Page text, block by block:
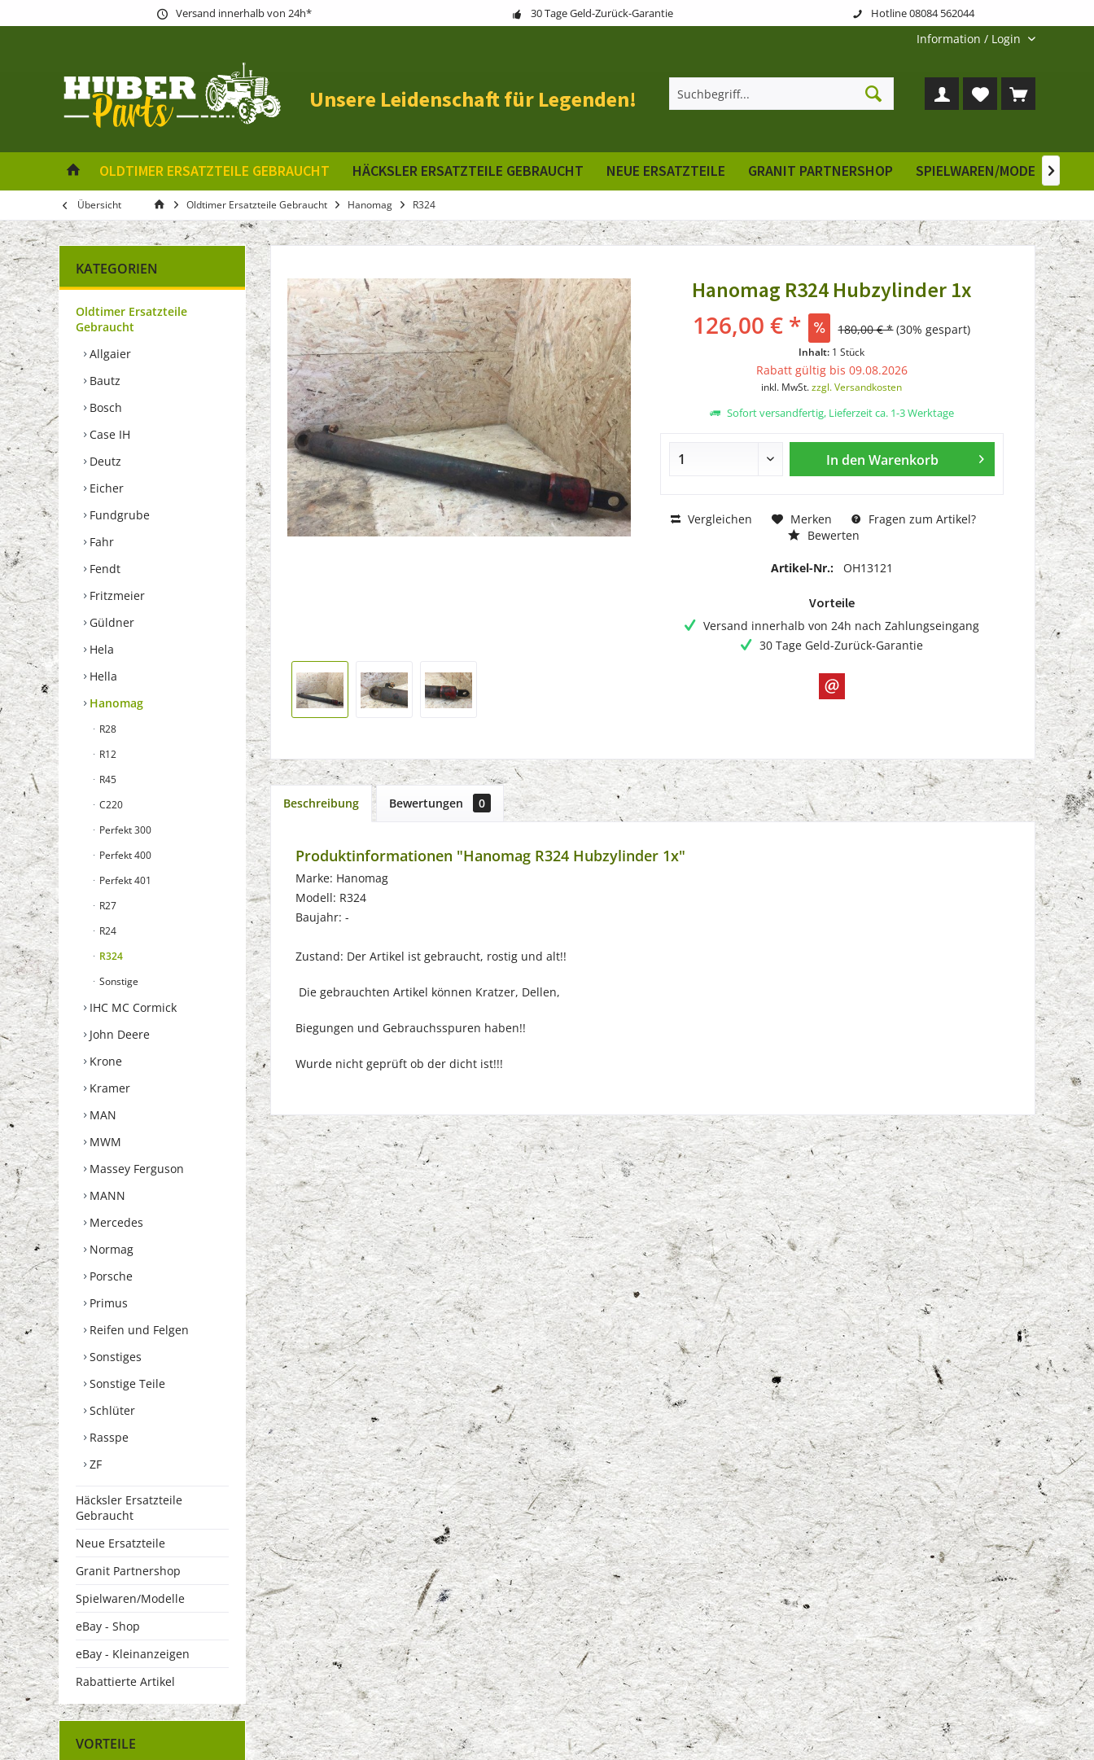
Versand innerhalb von 24h* 30 Tage Geld-Zurück-Garantie Hotline 08084 562044
Information / Login
Unsere Leidenschaft für Legenden!
OLDTIMER ERSATZTEILE GEBRAUCHT HÄCKSLER ERSATZTEILE GEBRAUCHT NEUE ERSATZTEILE GRANIT PARTNERSHOP SPIELWAREN/MODELLE

Übersicht Oldtimer Ersatzteile Gebraucht Hanomag R324
KATEGORIEN
Oldtimer Ersatzteile
Gebraucht
Allgaier
Bautz
Bosch
Case IH
Deutz
Eicher
Fundgrube
Fahr
Fendt
Fritzmeier
Güldner
Hela
Hella
Hanomag
R28
R12
R45
C220
Perfekt 300
Perfekt 400
Perfekt 401
R27
R24
R324
Sonstige
IHC MC Cormick
John Deere
Krone
Kramer
MAN
MWM
Massey Ferguson
MANN
Mercedes
Normag
Porsche
Primus
Reifen und Felgen
Sonstiges
Sonstige Teile
Schlüter
Rasspe
ZF
Häcksler Ersatzteile
Gebraucht
Neue Ersatzteile
Granit Partnershop
Spielwaren/Modelle
eBay - Shop
eBay - Kleinanzeigen
Rabattierte Artikel
VORTEILE
Hanomag R324 Hubzylinder 1x
126,00 € * 180,00 € * (30% gespart)
Inhalt: 1 Stück
Rabatt gültig bis 09.08.2026
inkl. MwSt.zzgl. Versandkosten
Sofort versandfertig, Lieferzeit ca. 1-3 Werktage
In den Warenkorb
Vergleichen Merken
Fragen zum Artikel?
Bewerten
Artikel-Nr.: OH13121
Vorteile
Versand innerhalb von 24h nach Zahlungseingang
30 Tage Geld-Zurück-Garantie
Beschreibung Bewertungen 0
Produktinformationen "Hanomag R324 Hubzylinder 1x"
Marke: Hanomag
Modell: R324
Baujahr: -
Zustand: Der Artikel ist gebraucht, rostig und alt!!
Die gebrauchten Artikel können Kratzer, Dellen,
Biegungen und Gebrauchsspuren haben!!
Wurde nicht geprüft ob der dicht ist!!!